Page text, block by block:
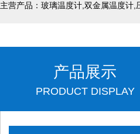
产品展示
PRODUCT DISPLAY